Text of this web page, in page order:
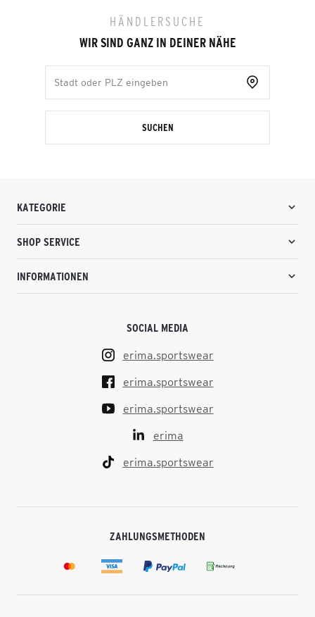
HÄNDLERSUCHE
WIR SIND GANZ IN DEINER NÄHE
SUCHEN
KATEGORIE
SHOP SERVICE
INFORMATIONEN
SOCIAL MEDIA
erima.sportswear
erima.sportswear
erima.sportswear
erima
erima.sportswear
ZAHLUNGSMETHODEN